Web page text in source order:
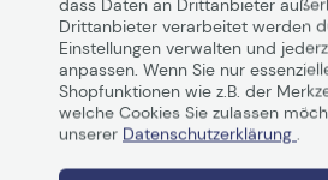
Drittanbieter verarbeitet werden
Einstellungen verwalten und
anpassen. Wenn Sie nur
Shopfunktionen wie z.B. der
welche Cookies Sie zulassen
unserer Datenschutzerklärung .